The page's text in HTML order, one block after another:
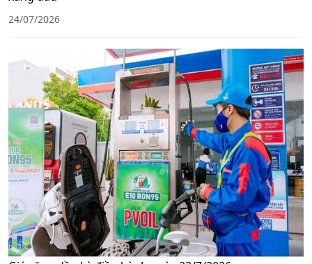
24/07/2026